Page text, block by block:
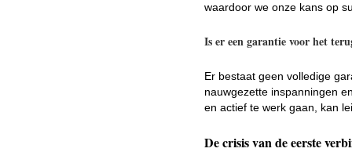
waardoor we onze kans op
Is er een garantie voor het
Er bestaat geen volledige
nauwgezette inspanningen
en actief te werk gaan, kan
De crisis van de eerste